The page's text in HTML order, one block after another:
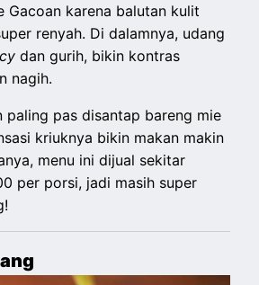
Gacoan karena balutan kulit
renyah. Di dalamnya, udang
dan gurih, bikin kontras
nagih.
paling pas disantap bareng mie
kriuknya bikin makan makin
menu ini dijual sekitar
per porsi, jadi masih super